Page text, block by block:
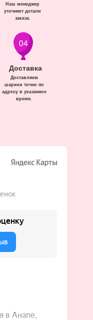
Доставка
Доставляем
шарики точно по
адресу в указанное
время.
Наш менеджер
уточняет детали
заказа.